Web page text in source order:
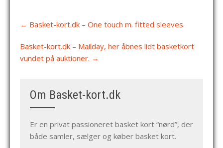
navigation
← Basket-kort.dk – One touch m. fitted sleeves.
Basket-kort.dk – Mailday, her åbnes lidt basketkort
vundet på auktioner. →
Om Basket-kort.dk
Er en privat passioneret basket kort “nørd”, der
både samler, sælger og køber basket kort.